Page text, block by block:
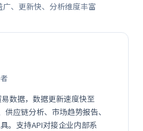
、更新快、分析维度丰富
数据，数据更新速度快至
应链分析、市场趋势报告、
。支持API对接企业内部系